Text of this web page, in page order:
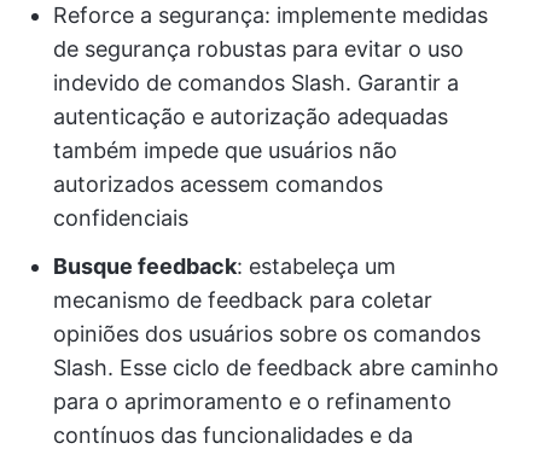
Reforce a segurança: implemente medidas
de segurança robustas para evitar o uso
indevido de comandos Slash. Garantir a
autenticação e autorização adequadas
também impede que usuários não
autorizados acessem comandos
confidenciais
Busque feedback: estabeleça um
mecanismo de feedback para coletar
opiniões dos usuários sobre os comandos
Slash. Esse ciclo de feedback abre caminho
para o aprimoramento e o refinamento
contínuos das funcionalidades e da